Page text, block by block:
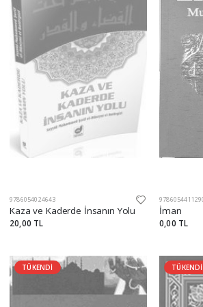
9786054024643
Kaza ve Kaderde İnsanın Yolu
20,00 TL
İman
0,00 TL
TÜKENDİ TÜKENDİ